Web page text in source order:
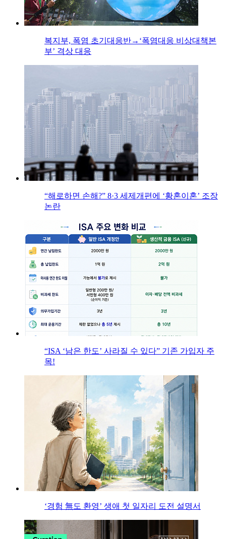
복지부, 폭염 초기대응반→‘폭염대응 비상대책본
부’ 격상 대응
“해로하면 손해?” 8·3 세제개편에 ‘황혼이혼’ 조장
논란
“ISA ‘남은 한도’ 사라질 수 있다” 기존 가입자 주
목!
‘경험 無도 환영’ 생애 첫 일자리 도전 설명서